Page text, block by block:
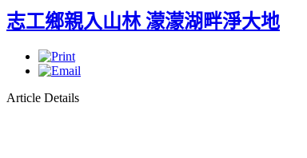
志工鄉親入山林 濛濛湖畔淨大地
Article Details